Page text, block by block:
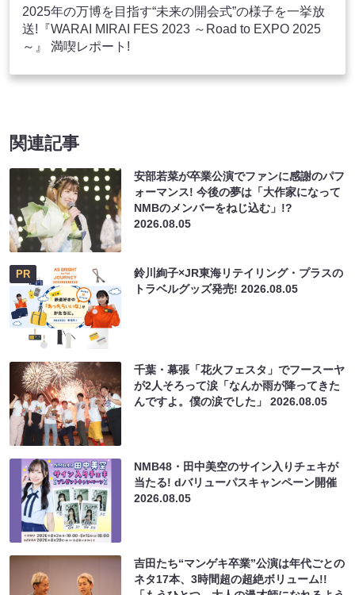
2025年の万博を目指す“未来の開会式”の様子を一挙放
送!『WARAI MIRAI FES 2023 ～Road to EXPO 2025
～』 満喫レポート!
関連記事
安部若菜が卒業公演でファンに感謝のパフ
ォーマンス! 今後の夢は「大作家になって
NMBのメンバーをねじ込む」!?
2026.08.05
PR
鈴川絢子×JR東海リテイリング・プラスの
トラベルグッズ発売!2026.08.05
千葉・幕張「花火フェスタ」でフースーヤ
が2人そろって涙「なんか雨が降ってきた
んですよ。僕の涙でした」2026.08.05
NMB48・田中美空のサイン入りチェキが
当たる! dバリューパスキャンペーン開催
2026.08.05
吉田たち“マンゲキ卒業”公演は年代ごとの
ネタ17本、3時間超の超絶ボリューム!!